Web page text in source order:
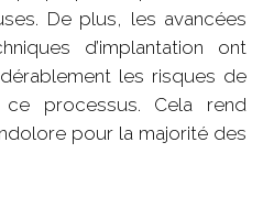
De plus, les avancées
d’implantation ont
les risques de
ce processus. Cela rend
pour la majorité des